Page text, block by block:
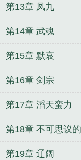
第13章 凤九
第14章 武魂
第15章 默哀
第16章 剑宗
第17章 滔天蛮力
第18章 不可思议的
第19章 辽阔